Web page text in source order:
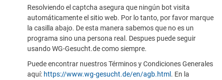
Resolviendo el captcha asegura que ningún bot visita
automáticamente el sitio web. Por lo tanto, por favor marque
la casilla abajo. De esta manera sabemos que no es un
programa sino una persona real. Despues puede seguir
usando WG-Gesucht.de como siempre.
Puede encontrar nuestros Términos y Condiciones Generales
aquí: https://www.wg-gesucht.de/en/agb.html . En la